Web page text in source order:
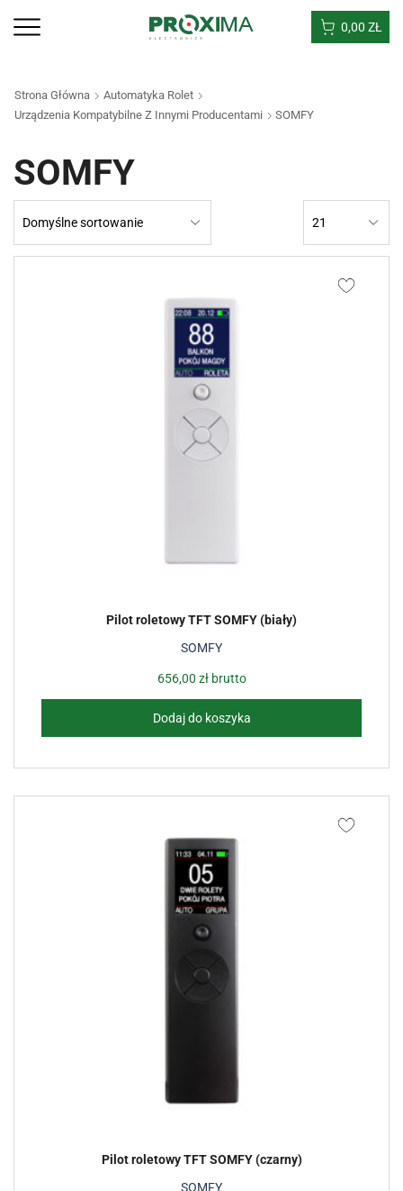
0,00 ZŁ
Strona Główna
Automatyka Rolet
Urządzenia Kompatybilne Z Innymi Producentami
SOMFY
SOMFY
SOMFY
Pilot roletowy TFT SOMFY (biały)
656,00 złbrutto
Dodaj do koszyka
SOMFY
Pilot roletowy TFT SOMFY (czarny)